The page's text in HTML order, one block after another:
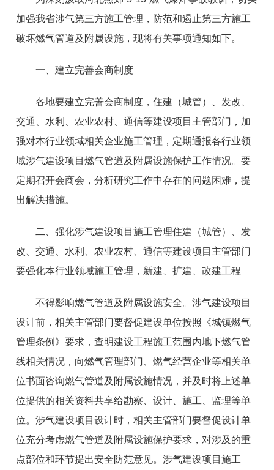
加强我省涉气第三方施工管理，防范和遏止第三方施工
破坏燃气管道及附属设施，现将有关事项通知如下。
一、建立完善会商制度
各地要建立完善会商制度，住建（城管）、发改、
交通、水利、农业农村、通信等建设项目主管部门，加
强对本行业领域相关企业施工管理，定期通报各行业领
域涉气建设项目燃气管道及附属设施保护工作情况。要
定期召开会商会，分析研究工作中存在的问题困难，提
出解决措施。
二、强化涉气建设项目施工管理住建（城管）、发
改、交通、水利、农业农村、通信等建设项目主管部门
要强化本行业领域施工管理，新建、扩建、改建工程
不得影响燃气管道及附属设施安全。涉气建设项目
设计前 ，相关主管部门要督促建设单位按照《城镇燃气
管理条例》要求，查明建设工程施工范围内地下燃气管
线相关情况， 向燃气管理部门、燃气经营企业等相关单
位书面咨询燃气管道及附属设施情况，并及时将上述单
位提供的相关资料共享给勘察、设计、施工、监理等单
位。涉气建设项目设计时，相关主管部门要督促设计单
位充分考虑燃气管道及附属设施保护要求，对涉及的重
点部位和环节提出安全防范意见。涉气建设项目施工